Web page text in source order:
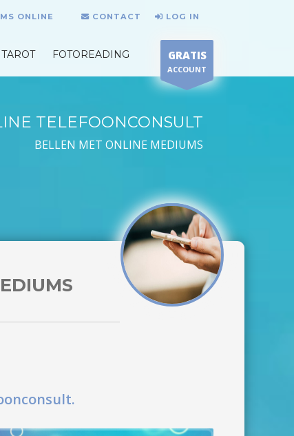
ONLINE CONTACT LOG IN
TAROT FOTOREADING GRATIS
ACCOUNT
TELEFOONCONSULT
BELLEN MET ONLINE MEDIUMS